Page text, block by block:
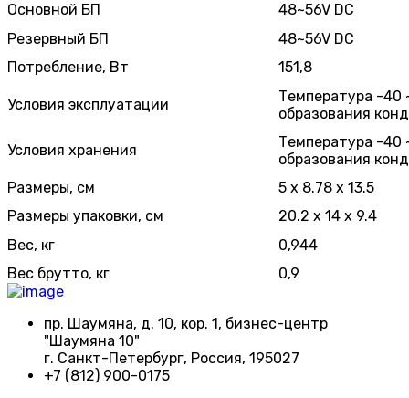
Основной БП
48~56V DC
Резервный БП
48~56V DC
Потребление, Вт
151,8
Условия эксплуатации
Температура -40
образования
Условия хранения
Температура -40
образования
Размеры, см
5 x 8.78 x 13.5
Размеры упаковки, см
20.2 x 14 x 9.4
Вес, кг
0,944
Вес брутто, кг
0,9
пр. Шаумяна, д. 10, кор. 1, бизнес-центр
"Шаумяна 10"
г. Санкт-Петербург, Россия, 195027
+7 (812) 900-0175